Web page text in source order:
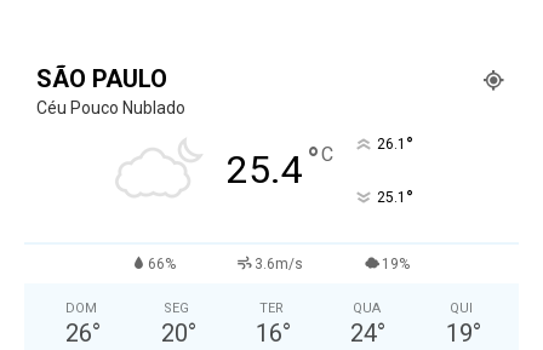
SÃO PAULO
Céu Pouco Nublado
25.4°C 26.1 °
25.1 °
66% 3.6m/s 19%
DOM
26°
SEG
20°
TER
16°
QUA
24°
QUI
19°